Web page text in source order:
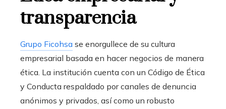
transparencia
Grupo Ficohsa se enorgullece de su cultura
empresarial basada en hacer negocios de manera
ética. La institución cuenta con un Código de Ética
y Conducta respaldado por canales de denuncia
anónimos y privados, así como un robusto